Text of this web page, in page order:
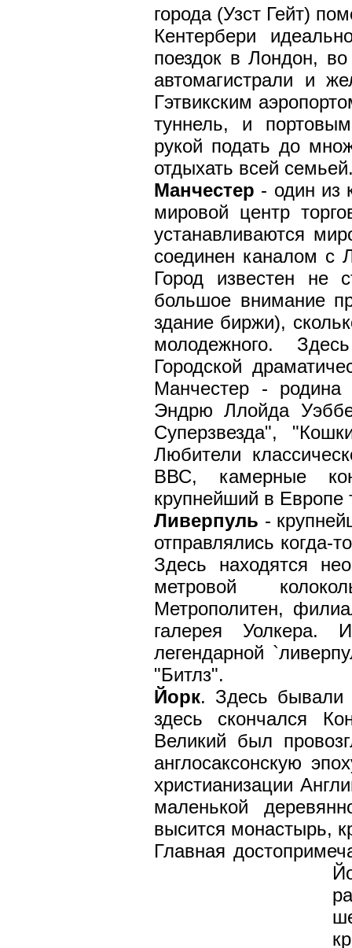
города (Узст Гейт)
Кентербери
поездок в Лондон,
автомагистрали и
Гэтвикским
туннель, и
рукой подать до
отдыхать всей
Манчестер - один из
мировой центр
устанавливаются
соединен каналом с
Город известен не
большое внимание
здание биржи),
молодежного.
Городской
Манчестер - родина
Эндрю Ллойда
Суперзвезда",
Любители
ВВС, камерные
крупнейший в Европе
Ливерпуль -
отправлялись когда-
Здесь находятся
метровой
Метрополитен,
галерея
легендарной
"Битлз".
Йорк. Здесь бывали
здесь скончался
Великий был
англосаксонскую
христианизации
маленькой
высится монастырь,
Главная